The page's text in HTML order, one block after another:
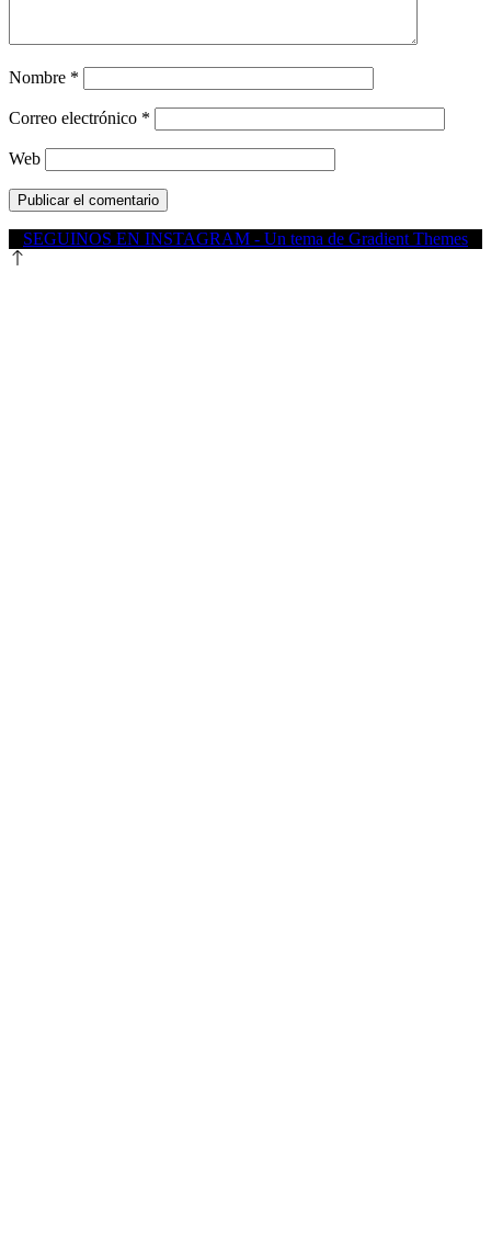
Nombre *
Correo electrónico *
Web
SEGUINOS EN INSTAGRAM - Un tema de Gradient Themes